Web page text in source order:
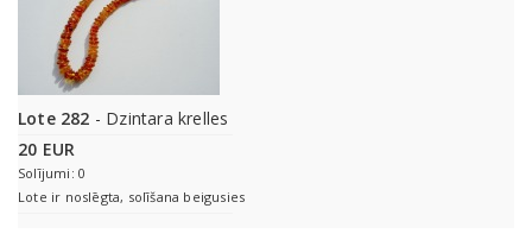
Lote 282 - Dzintara krelles
20 EUR
Solījumi: 0
Lote ir noslēgta, solīšana beigusies